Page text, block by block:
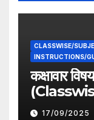
CLASSWISE/
INSTRUCTIONS/
कक्षावार
period
17/09/2025